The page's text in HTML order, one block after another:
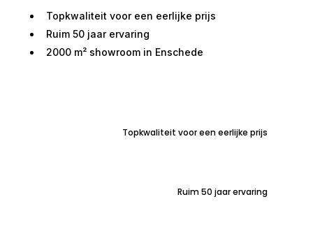
Topkwaliteit voor een eerlijke prijs
Ruim 50 jaar ervaring
2000 m² showroom in Enschede
Topkwaliteit voor een eerlijke prijs
Ruim 50 jaar ervaring